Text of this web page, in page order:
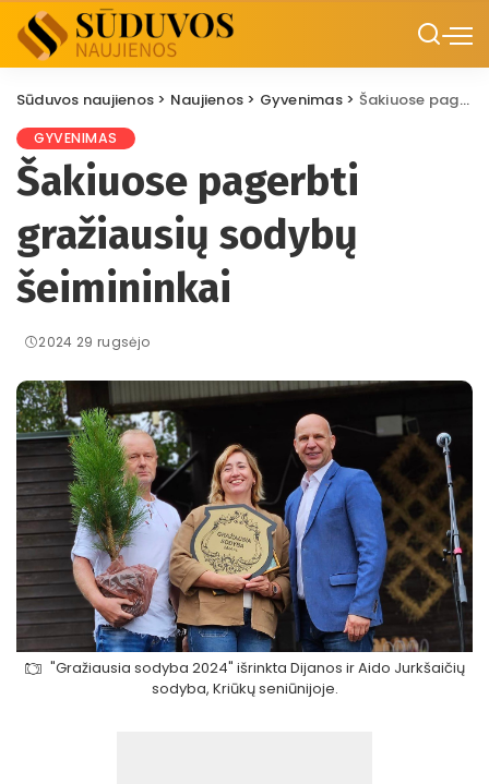
Sūduvos naujienos > Naujienos > Gyvenimas> Šakiuose pagerbti gražiausių sodybų šeimininkai
GYVENIMAS
Šakiuose pagerbti
gražiausių sodybų
šeimininkai
2024 29 rugsėjo
"Gražiausia sodyba 2024" išrinkta Dijanos ir Aido Jurkšaičių
sodyba, Kriūkų seniūnijoje.